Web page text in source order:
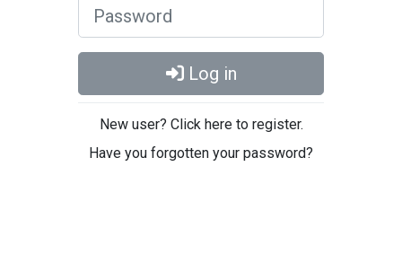
Log in
New user? Click here to register.
Have you forgotten your password?